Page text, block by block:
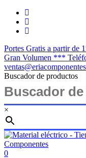
Saltar
contenido
twitter
facebook
instagram
Portes Gratis a partir de
Gran Volumen ***
Buscador de productos
×
Cerrar
búsqueda
buscar
account
0